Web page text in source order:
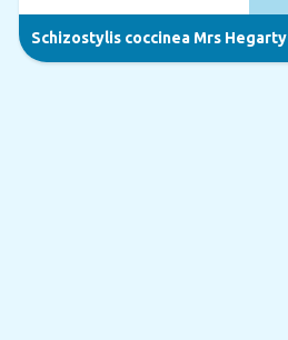
Schizostylis coccinea Mrs Hegarty